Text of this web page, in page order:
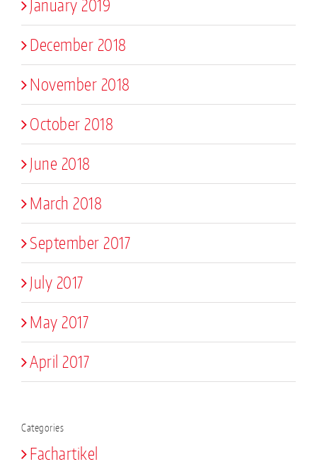
January 2019
December 2018
November 2018
October 2018
June 2018
March 2018
September 2017
July 2017
May 2017
April 2017
Categories
Fachartikel